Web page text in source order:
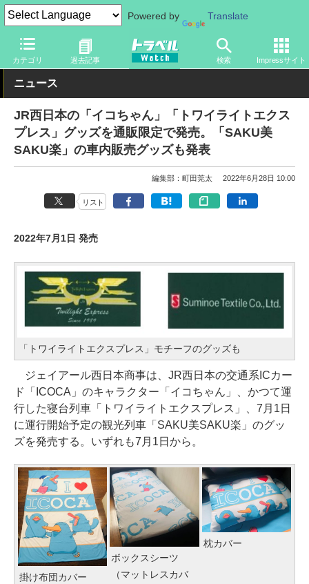
Powered by Translate
カテゴリ 過去記事 検索 Impressサイト
トラベル Watch 旅の方法 鉄旅 鉄道
ニュース
JR西日本の「イコちゃん」「トワイライトエクス
プレス」グッズを通販限定で発売。「SAKU美
SAKU楽」の車内販売グッズも発表
編集部：町田莞太 2022年6月28日 10:00
リスト
2022年7月1日 発売
「トワイライトエクスプレス」モチーフのグッズも
ジェイアール西日本商事は、JR西日本の交通系ICカー
ド「ICOCA」のキャラクター「イコちゃん」、かつて運
行した寝台列車「トワイライトエクスプレス」、7月1日
に運行開始予定の観光列車「SAKU美SAKU楽」のグッ
ズを発売する。いずれも7月1日から。
掛け布団カバー
ボックスシーツ
（マットレスカバ
枕カバー